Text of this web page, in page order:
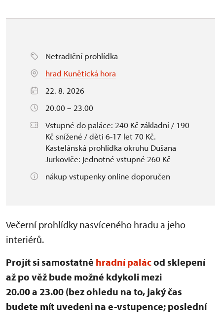
Netradiční prohlídka
hrad Kunětická hora
22. 8. 2026
20.00 – 23.00
Vstupné do paláce: 240 Kč základní / 190
Kč snížené / děti 6-17 let 70 Kč.
Kastelánská prohlídka okruhu Dušana
Jurkoviče: jednotné vstupné 260 Kč
nákup vstupenky online doporučen
Večerní prohlídky nasvíceného hradu a jeho
interiérů.
Projít si samostatně hradní palácod sklepení
až po věž bude možné kdykoli mezi
20.00 a 23.00 (bez ohledu na to, jaký čas
budete mít uvedeni na e-vstupence; poslední